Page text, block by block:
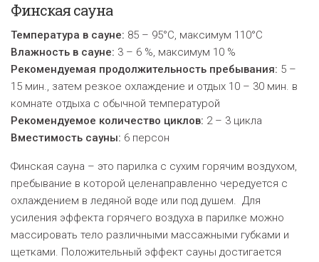
Финская сауна
Температура в сауне: 85 – 95°C, максимум 110°C
Влажность в сауне: 3 – 6 %, максимум 10 %
Рекомендуемая продолжительность пребывания: 5 –
15 мин., затем резкое охлаждение и отдых 10 – 30 мин. в
комнате отдыха с обычной температурой
Рекомендуемое количество циклов: 2 – 3 цикла
Вместимость сауны: 6 персон
Финская сауна – это парилка с сухим горячим воздухом,
пребывание в которой целенаправленно чередуется с
охлаждением в ледяной воде или под душем. Для
усиления эффекта горячего воздуха в парилке можно
массировать тело различными массажными губками и
щетками. Положительный эффект сауны достигается